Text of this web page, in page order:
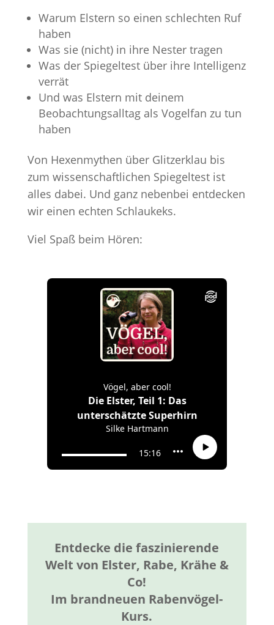
Warum Elstern so einen schlechten Ruf
haben
Was sie (nicht) in ihre Nester tragen
Was der Spiegeltest über ihre Intelligenz
verrät
Und was Elstern mit deinem
Beobachtungsalltag als Vogelfan zu tun
haben
Von Hexenmythen über Glitzerklau bis
zum wissenschaftlichen Spiegeltest ist
alles dabei. Und ganz nebenbei entdecken
wir einen echten Schlaukeks.
Viel Spaß beim Hören:
Entdecke die faszinierende
Welt von Elster, Rabe, Krähe &
Co!
Im brandneuen Rabenvögel-
Kurs.